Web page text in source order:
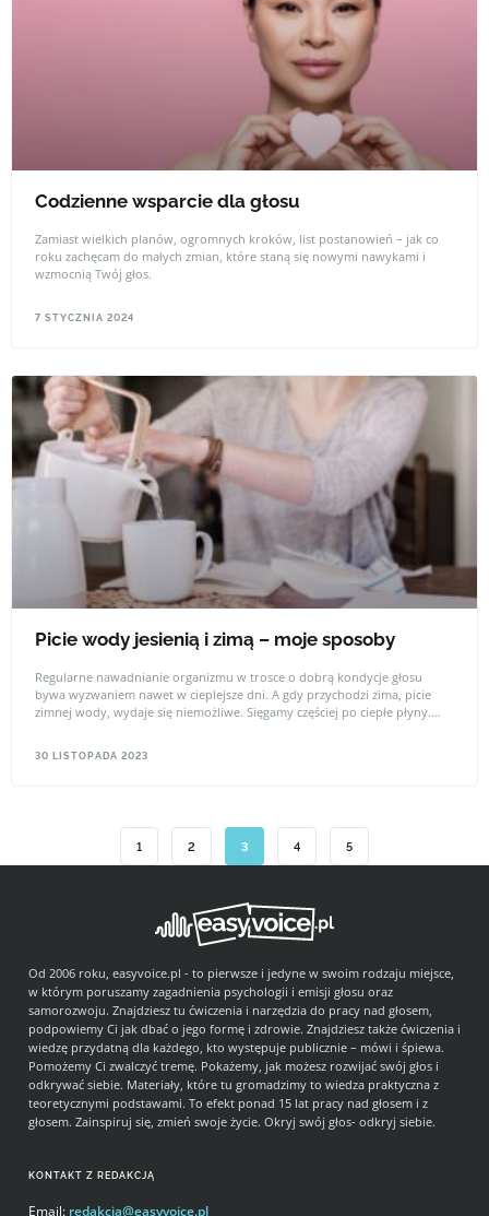
Codzienne wsparcie dla głosu
Zamiast wielkich planów, ogromnych kroków, list postanowień – jak co
roku zachęcam do małych zmian, które staną się nowymi nawykami i
wzmocnią Twój głos.
7 STYCZNIA 2024
Picie wody jesienią i zimą – moje sposoby
Regularne nawadnianie organizmu w trosce o dobrą kondycje głosu
bywa wyzwaniem nawet w cieplejsze dni. A gdy przychodzi zima, picie
zimnej wody, wydaje się niemożliwe. Sięgamy częściej po ciepłe płyny.
30 LISTOPADA 2023
1 2 3 4 5
KONTAKT Z REDAKCJĄ
Email: redakcja@easyvoice.pl
Od 2006 roku, easyvoice.pl - to pierwsze i jedyne w swoim rodzaju miejsce,
w którym poruszamy zagadnienia psychologii i emisji głosu oraz
samorozwoju. Znajdziesz tu ćwiczenia i narzędzia do pracy nad głosem,
podpowiemy Ci jak dbać o jego formę i zdrowie. Znajdziesz także ćwiczenia i
wiedzę przydatną dla każdego, kto występuje publicznie – mówi i śpiewa.
Pomożemy Ci zwalczyć tremę. Pokażemy, jak możesz rozwijać swój głos i
odkrywać siebie. Materiały, które tu gromadzimy to wiedza praktyczna z
teoretycznymi podstawami. To efekt ponad 15 lat pracy nad głosem i z
głosem. Zainspiruj się, zmień swoje życie. Okryj swój głos- odkryj siebie.